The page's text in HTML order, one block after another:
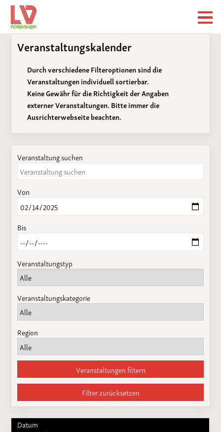
Veranstaltungskalender
Durch verschiedene Filteroptionen sind die
Veranstaltungen individuell sortierbar.
Keine Gewähr für die Richtigkeit der Angaben
externer Veranstaltungen. Bitte immer die
Ausrichterwebseite beachten.
Veranstaltung suchen
Von
Bis
Veranstaltungstyp
Veranstaltungskategorie
Region
Veranstaltungen filtern
Filter zurücksetzen
Datum